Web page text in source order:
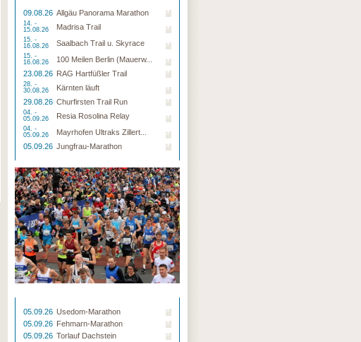
09.08.26 Allgäu Panorama Marathon
14. -
15.08.26
Madrisa Trail
15. -
16.08.26
Saalbach Trail u. Skyrace
15. -
16.08.26
100 Meilen Berlin (Mauerw...
23.08.26 RAG Hartfüßler Trail
28. -
30.08.26
Kärnten läuft
29.08.26 Churfirsten Trail Run
04. -
05.09.26
Resia Rosolina Relay
04. -
05.09.26
Mayrhofen Ultraks Zillert...
05.09.26 Jungfrau-Marathon
05.09.26 Usedom-Marathon
05.09.26 Fehmarn-Marathon
05.09.26 Torlauf Dachstein